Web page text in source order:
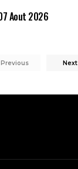
Aout 2026
Previous Next